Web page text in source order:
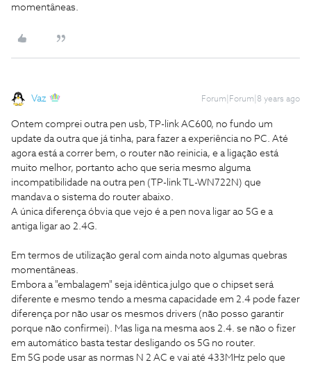
momentâneas.
Vaz Forum|Forum|8 years ago
Ontem comprei outra pen usb, TP-link AC600, no fundo um
update da outra que já tinha, para fazer a experiência no PC. Até
agora está a correr bem, o router não reinicia, e a ligação está
muito melhor, portanto acho que seria mesmo alguma
incompatibilidade na outra pen (TP-link TL-WN722N) que
mandava o sistema do router abaixo.
A única diferença óbvia que vejo é a pen nova ligar ao 5G e a
antiga ligar ao 2.4G.
Em termos de utilização geral com ainda noto algumas quebras
momentâneas.
Embora a "embalagem" seja idêntica julgo que o chipset será
diferente e mesmo tendo a mesma capacidade em 2.4 pode fazer
diferença por não usar os mesmos drivers (não posso garantir
porque não confirmei). Mas liga na mesma aos 2.4. se não o fizer
em automático basta testar desligando os 5G no router.
Em 5G pode usar as normas N 2 AC e vai até 433MHz pelo que